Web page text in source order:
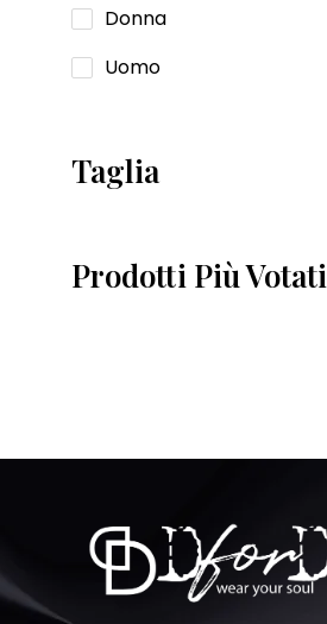
Donna
Uomo
Taglia
Prodotti Più Votati